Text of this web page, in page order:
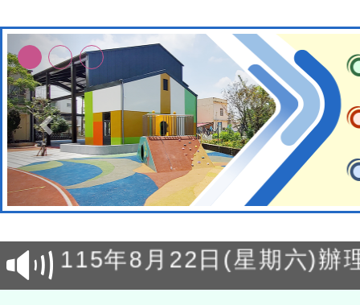
轉知經濟部水利署委託財
研究院辦理「115年表揚
位及節水達人選拔活動」
115年8月22日(星期六)辦
市孔廟祈福系列活動—儒
2026年桃園地景藝術節教